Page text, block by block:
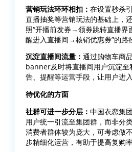
营销玩法环环相扣： 在设置秒杀
直播抽奖等营销玩法的基础上，
照“开播前发券→领券跳转直播
醒进入直播间→核销优惠券”的路
沉淀直播间流量： 通过购物车商
banner及时将直播间用户沉淀至
告、提醒等运营手段，让用户进
待优化的方面
社群可进一步分层： 中国衣恋集
用户统一引流至集团群，而非分
消费者群体较为庞大，可考虑做
步精细化运营，有助于提高复购率